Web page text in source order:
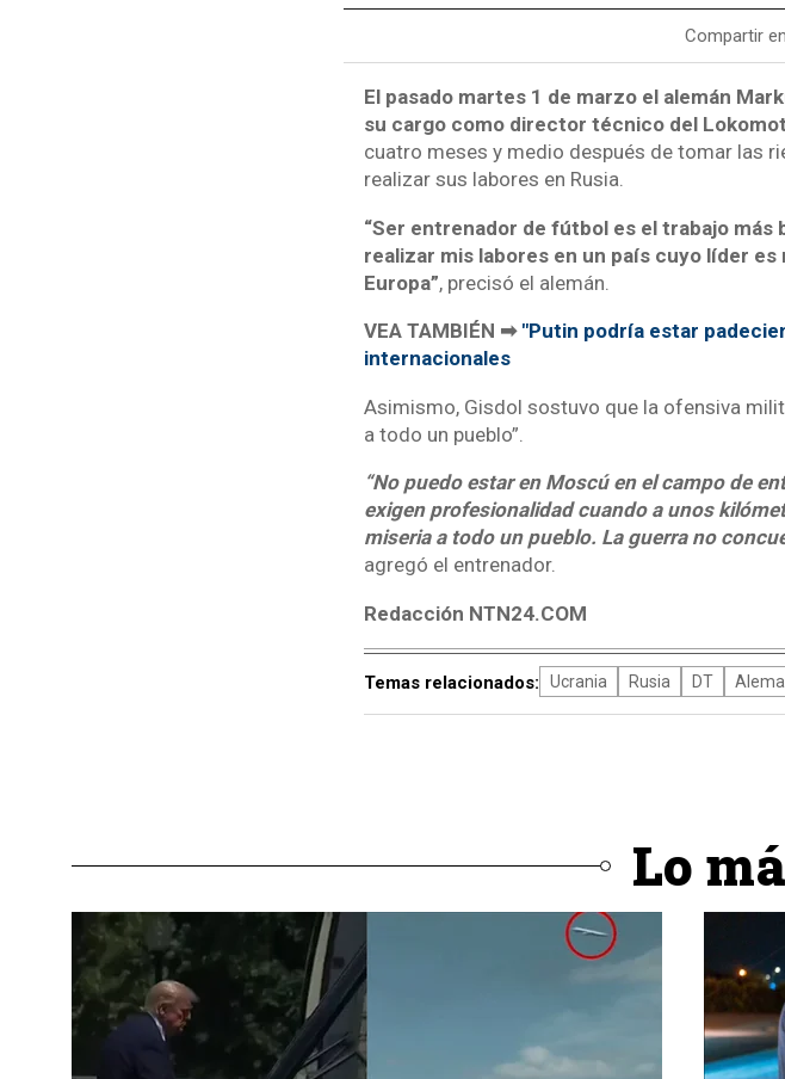
Compartir
El pasado martes 1 de marzo el alemán
su cargo como director técnico del
cuatro meses y medio después de tomar las
realizar sus labores en Rusia.
“Ser entrenador de fútbol es el trabajo más
realizar mis labores en un país cuyo líder
Europa”, precisó el alemán.
VEA TAMBIÉN ➡ "Putin podría estar
internacionales
Asimismo, Gisdol sostuvo que la ofensiva
a todo un pueblo”.
“No puedo estar en Moscú en el campo de
exigen profesionalidad cuando a unos
miseria a todo un pueblo. La guerra no
agregó el entrenador.
Redacción NTN24.COM
Temas relacionados: Ucrania Rusia DT
Lo